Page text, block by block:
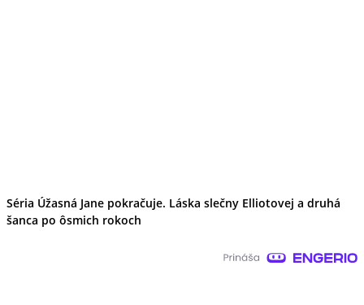
Séria Úžasná Jane pokračuje. Láska slečny Elliotovej a druhá
šanca po ôsmich rokoch